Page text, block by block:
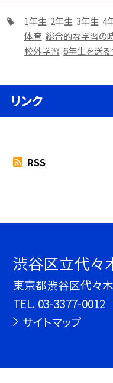
1年生 2年生 3年生 4
体育 総合的な学習の
校外学習 6年生を送る
リンク
RSS
渋谷区立代々
東京都渋谷区代々
TEL. 03-3377-0012
サイトマップ